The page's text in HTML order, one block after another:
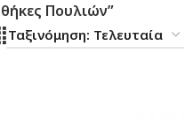
Πουλιών”